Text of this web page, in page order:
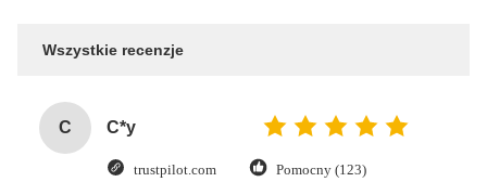
Wszystkie recenzje
C C*y
trustpilot.com Pomocny (123)